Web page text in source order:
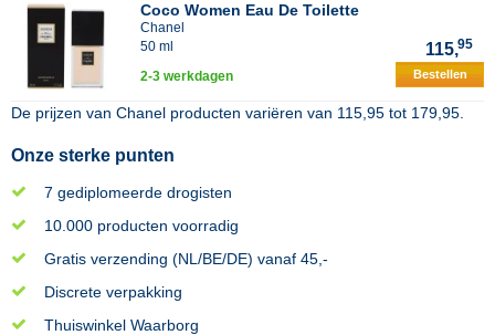
Coco Women Eau De Toilette
Chanel
50 ml
115,95
2-3 werkdagen Bestellen
De prijzen van Chanel producten variëren van 115,95 tot 179,95
Onze sterke punten
7 gediplomeerde drogisten
10.000 producten voorradig
Gratis verzending (NL/BE/DE) vanaf 45,-
Discrete verpakking
Thuiswinkel Waarborg